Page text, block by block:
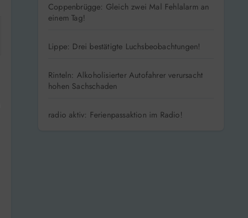
Coppenbrügge: Gleich zwei Mal Fehlalarm an
einem Tag!
Lippe: Drei bestätigte Luchsbeobachtungen!
Rinteln: Alkoholisierter Autofahrer verursacht
hohen Sachschaden
radio aktiv: Ferienpassaktion im Radio!